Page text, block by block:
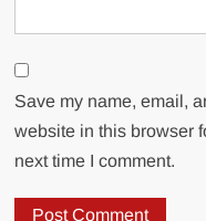
Save my name, email,
website in this browser
next time I comment.